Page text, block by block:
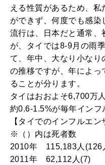
える性質があるため、
ができず、何度でも感染
流行は、日本だと通常、
が、タイでは8-9月の雨
て、年中、大なり小なり
の推移ですが、年によっ
ることが分ります。
タイはおおよそ6,700万
約0.6-1.5%が毎年インフ
【タイでのインフルエン
※（）内は死者数
2010年 115,183人(126
2011年 62,112人(7)